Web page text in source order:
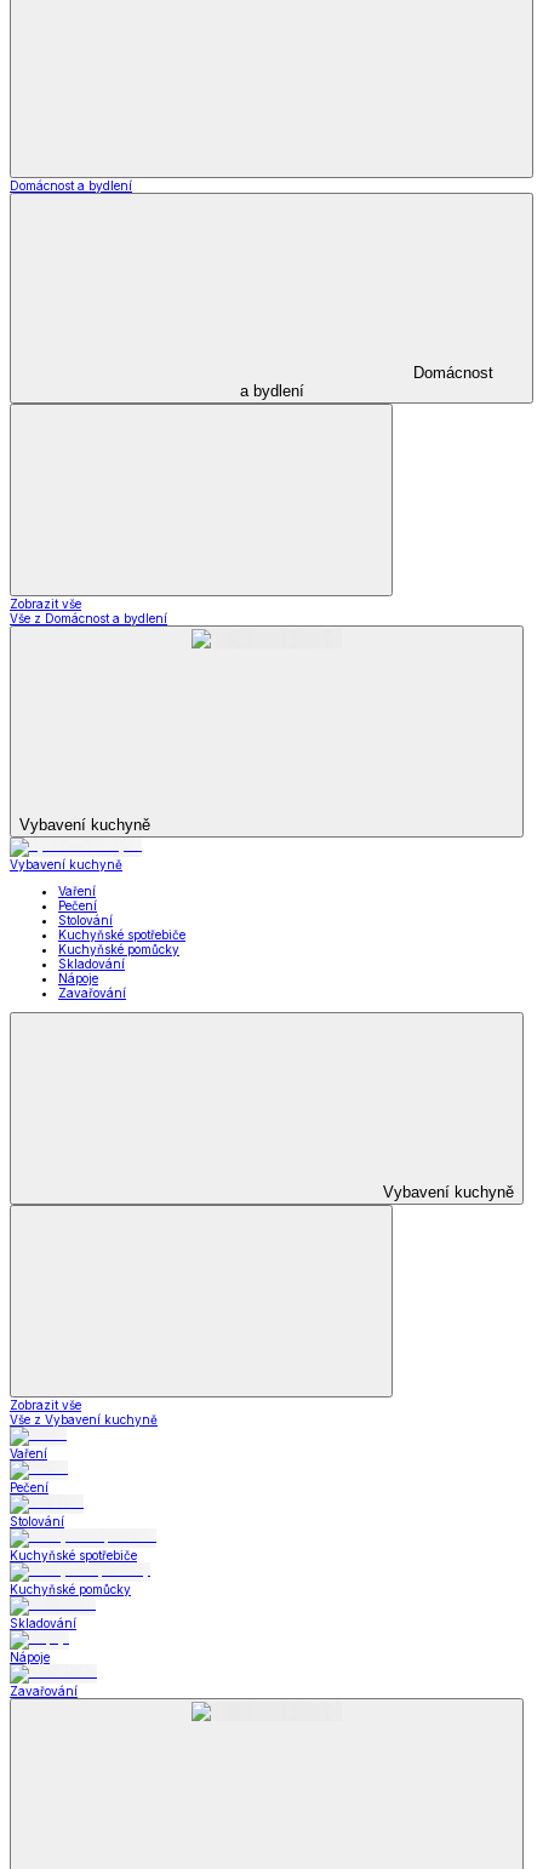
Domácnost a bydlení
Domácnost
a bydlení
Zobrazit vše
Vše z Domácnost a bydlení
Vybavení kuchyně
Vybavení kuchyně
Vaření
Pečení
Stolování
Kuchyňské spotřebiče
Kuchyňské pomůcky
Skladování
Nápoje
Zavařování
Vybavení kuchyně
Zobrazit vše
Vše z Vybavení kuchyně
Vaření
Pečení
Stolování
Kuchyňské spotřebiče
Kuchyňské pomůcky
Skladování
Nápoje
Zavařování